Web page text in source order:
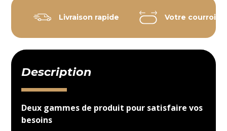
Livraison rapide Votre courroie
Description
Deux gammes de produit pour satisfaire vos
besoins